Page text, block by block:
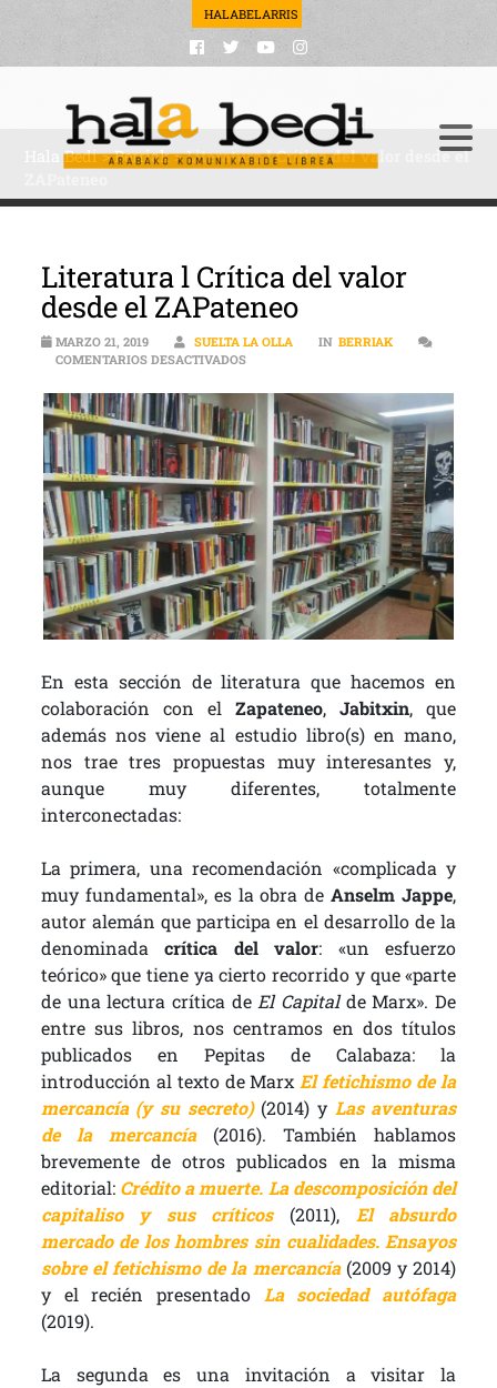
HALABELARRIS
Hala Bedi>Berriak>Literatura l Crítica del valor desde el
Literatura l Crítica del valor
desde el ZAPateneo
MARZO 21, 2019 SUELTA LA OLLA IN BERRIAK
COMENTARIOS DESACTIVADOSEN LITERATURA L CRÍTICA DEL VALOR
En esta sección de literatura que hacemos en
colaboración con elZapateneo,Jabitxin, que
además nos viene al estudio libro(s) en mano,
nos trae tres propuestas muy interesantes y,
aunque muy diferentes, totalmente
interconectadas:
La primera, una recomendación «complicada y
muy fundamental», es la obra deAnselm Jappe,
autor alemán que participa en el desarrollo de la
denominadacrítica del valor: «un esfuerzo
teórico» que tiene ya cierto recorrido y que «parte
de una lectura crítica deEl Capitalde Marx». De
entre sus libros, nos centramos en dos títulos
publicados en Pepitas de Calabaza: la
introducción al texto de MarxEl fetichismo de la
mercancía (y su secreto)(2014) y Las aventuras
de la mercancía
(2016). También hablamos
brevemente de otros publicados en la misma
editorial: Crédito a muerte. La descomposición del
capitaliso y sus críticos (2011), El absurdo
mercado de los hombres sin cualidades. Ensayos
sobre el fetichismo de la mercancía (2009 y 2014)
y el recién presentado La sociedad autófaga
(2019).
La segunda es una invitación a visitar la